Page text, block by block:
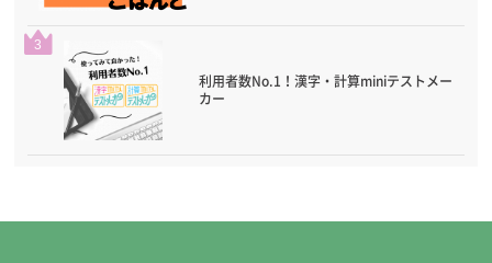
3
利用者数No.1！漢字・計算miniテストメー
カー